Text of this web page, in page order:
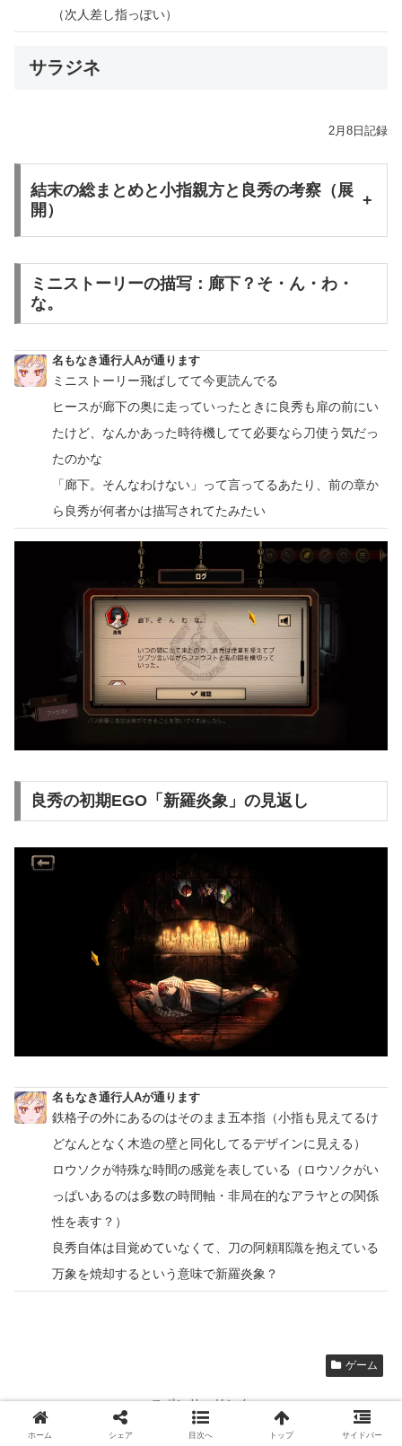
（次人差し指っぽい）
サラジネ
2月8日記録
結末の総まとめと小指親方と良秀の考察（展
開）
+
ミニストーリーの描写：廊下？そ・ん・わ・
な。
名もなき通行人Aが通ります
ミニストーリー飛ばしてて今更読んでる
ヒースが廊下の奥に走っていったときに良秀も扉の前にい
たけど、なんかあった時待機してて必要なら刀使う気だっ
たのかな
「廊下。そんなわけない」って言ってるあたり、前の章か
ら良秀が何者かは描写されてたみたい
良秀の初期EGO「新羅炎象」の見返し
名もなき通行人Aが通ります
鉄格子の外にあるのはそのまま五本指（小指も見えてるけ
どなんとなく木造の壁と同化してるデザインに見える）
ロウソクが特殊な時間の感覚を表している（ロウソクがい
っぱいあるのは多数の時間軸・非局在的なアラヤとの関係
性を表す？）
良秀自体は目覚めていなくて、刀の阿頼耶識を抱えている
万象を焼却するという意味で新羅炎象？
ゲーム
スポンサーリンク
ホーム シェア 目次へ トップ サイドバー